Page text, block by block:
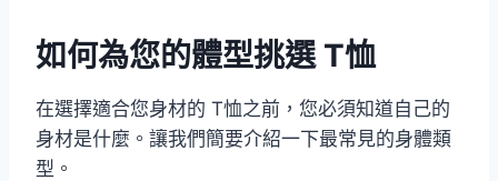
如何為您的體型挑選 T恤
在選擇適合您身材的 T恤之前，您必須知道自己的
身材是什麼。讓我們簡要介紹一下最常見的身體類
型。